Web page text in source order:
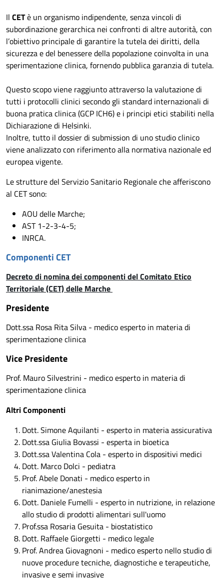
Il CETè un organismo indipendente, senza vincoli di
subordinazione gerarchica nei confronti di altre autorità, con
l’obiettivo principale di garantire la tutela dei diritti, della
sicurezza e del benessere della popolazione coinvolta in una
sperimentazione clinica, fornendo pubblica garanzia di tutela.
Questo scopo viene raggiunto attraverso la valutazione di
tutti i protocolli clinici secondo gli standard internazionali di
buona pratica clinica (GCP ICH6) e i principi etici stabiliti nella
Dichiarazione di Helsinki.
Inoltre, tutto il dossier di submission di uno studio clinico
viene analizzato con riferimento alla normativa nazionale ed
europea vigente.
Le strutture del Servizio Sanitario Regionale che afferiscono
al CET sono:
AOU delle Marche;
AST 1-2-3-4-5;
INRCA.
Componenti CET
Decreto di nomina dei componenti del Comitato Etico
Territoriale (CET) delle Marche
Presidente
Dott.ssa Rosa Rita Silva - medico esperto in materia di
sperimentazione clinica
Vice Presidente
Prof. Mauro Silvestrini - medico esperto in materia di
sperimentazione clinica
Altri Componenti
Dott. Simone Aquilanti - esperto in materia assicurativa
Dott.ssa Giulia Bovassi - esperta in bioetica
Dott.ssa Valentina Cola - esperto in dispositivi medici
Dott. Marco Dolci - pediatra
Prof. Abele Donati - medico esperto in
rianimazione/anestesia
Dott. Daniele Fumelli - esperto in nutrizione, in relazione
allo studio di prodotti alimentari sull'uomo
Prof.ssa Rosaria Gesuita - biostatistico
Dott. Raffaele Giorgetti - medico legale
Prof. Andrea Giovagnoni - medico esperto nello studio di
nuove procedure tecniche, diagnostiche e terapeutiche,
invasive e semi invasive